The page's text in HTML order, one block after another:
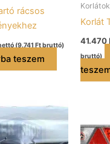
rácsos
(9.741 Ftbruttó)
teszem
Korlátok
Korlát
41.470
bruttó)